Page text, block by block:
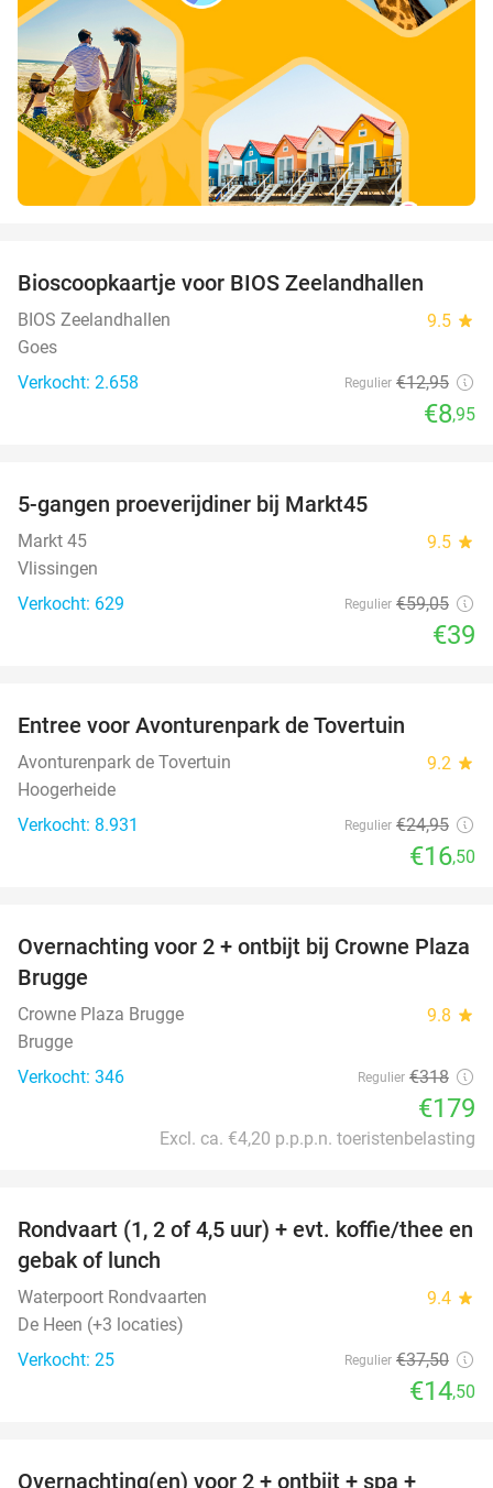
Bioscoopkaartje voor BIOS Zeelandhallen
BIOS Zeelandhallen 9.5 star
Goes
Verkocht: 2.658
Regulier €12,95
€8,95
5-gangen proeverijdiner bij Markt45
Markt 45 9.5 star
Vlissingen
Verkocht: 629
Regulier €59,05
€39
Entree voor Avonturenpark de Tovertuin
Avonturenpark de Tovertuin 9.2 star
Hoogerheide
Verkocht: 8.931
Regulier €24,95
€16,50
44%
Overnachting voor 2 + ontbijt bij Crowne Plaza
Brugge
Crowne Plaza Brugge 9.8 star
Brugge
Verkocht: 346
Regulier €318
€179
Excl. ca. €4,20 p.p.p.n. toeristenbelasting
61%
Rondvaart (1, 2 of 4,5 uur) + evt. koffie/thee en
gebak of lunch
Waterpoort Rondvaarten 9.4 star
De Heen (+3 locaties)
Verkocht: 25
Regulier €37,50
€14,50
Overnachting(en) voor 2 + ontbijt + spa +